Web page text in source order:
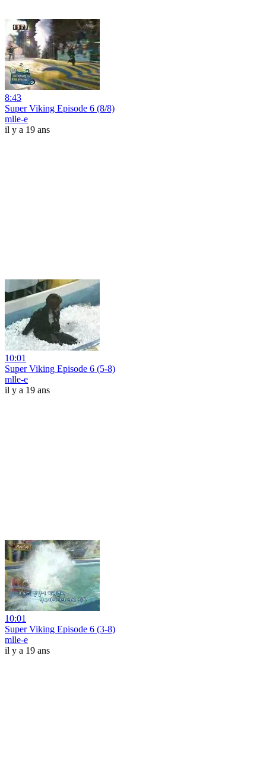
8:43
Super Viking Episode 6 (8/8)
mlle-e
il y a 19 ans
10:01
Super Viking Episode 6 (5-8)
mlle-e
il y a 19 ans
10:01
Super Viking Episode 6 (3-8)
mlle-e
il y a 19 ans